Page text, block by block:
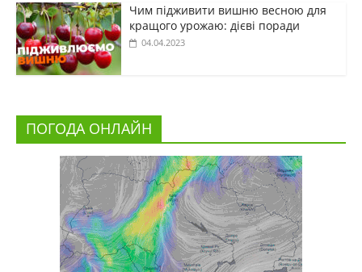
Чим підживити вишню весною для
кращого урожаю: дієві поради
04.04.2023
ПОГОДА ОНЛАЙН